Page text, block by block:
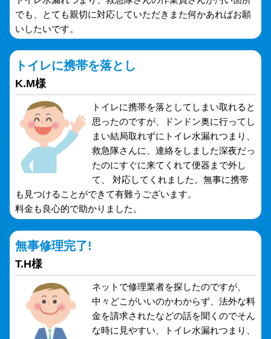
でも、とても親切に対応していただきまた何かあればお願
いしたいです。
トイレに携帯を落とし
K.M様
トイレに携帯を落としてしまい取れると
思ったのですが、ドンドン奥に行ってし
まい結局取れずにトイレ水漏れつまり、
救急隊さんに、連絡をしました深夜だっ
たのにすぐに来てくれて便器まで外し
て、 対応してくれました。無事に携帯
も見つけることができて有難うございます。
料金も良心的で助かりました。
無事修理完了!
T.H様
ネットで修理業者を探したのですが、
中々どこがいいのかわからず、法外な料
金を請求されたなどの話を聞くのでそん
な時に見やすい、トイレ水漏れつまり、